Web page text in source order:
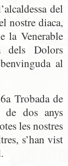
del
nostre diaca,
la Venerable
dels Dolors
al
Trobada de
de dos anys
les nostres
s’han vist